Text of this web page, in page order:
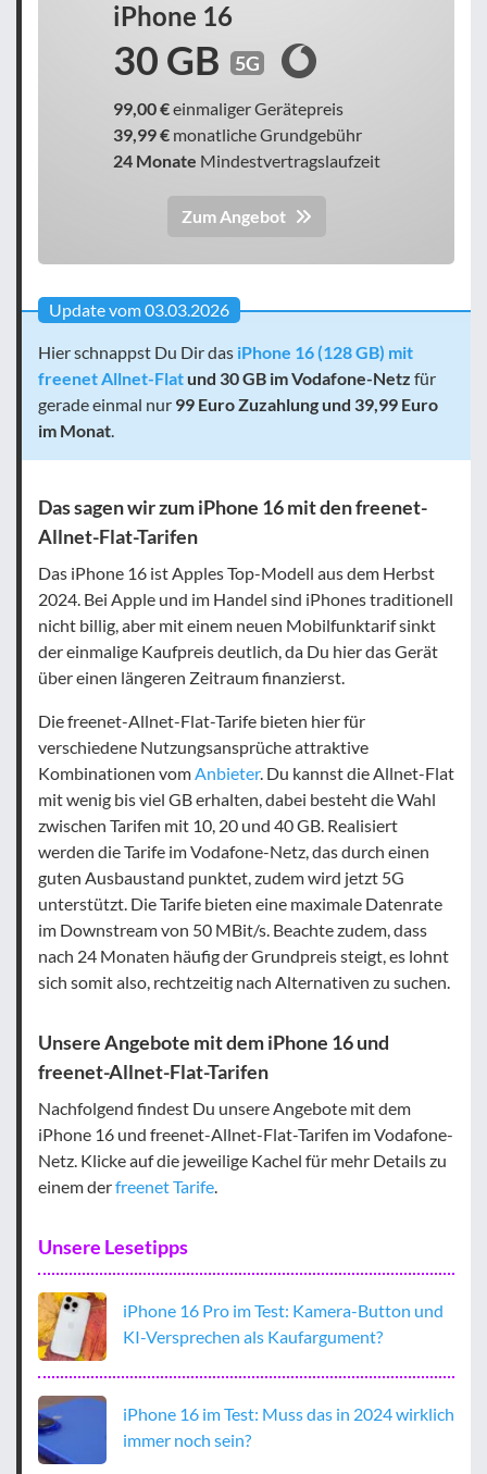
iPhone 16
30 GB 5G
99,00 €einmaliger Gerätepreis
39,99 € monatliche Grundgebühr
24 Monate Mindestvertragslaufzeit
Zum Angebot
Update vom 03.03.2026
Hier schnappst Du Dir das iPhone 16 (128 GB) mit
freenet Allnet-Flat und 30 GB im Vodafone-Netz für
gerade einmal nur 99 Euro Zuzahlung und 39,99 Euro
im Monat.
Das sagen wir zum iPhone 16 mit den freenet-
Allnet-Flat-Tarifen
Das iPhone 16 ist Apples Top-Modell aus dem Herbst
2024. Bei Apple und im Handel sind iPhones traditionell
nicht billig, aber mit einem neuen Mobilfunktarif sinkt
der einmalige Kaufpreis deutlich, da Du hier das Gerät
über einen längeren Zeitraum finanzierst.
Die freenet-Allnet-Flat-Tarife bieten hier für
verschiedene Nutzungsansprüche attraktive
Kombinationen vomAnbieter. Du kannst die Allnet-Flat
mit wenig bis viel GB erhalten, dabei besteht die Wahl
zwischen Tarifen mit 10, 20 und 40 GB. Realisiert
werden die Tarife im Vodafone-Netz, das durch einen
guten Ausbaustand punktet, zudem wird jetzt 5G
unterstützt. Die Tarife bieten eine maximale Datenrate
im Downstream von 50 MBit/s. Beachte zudem, dass
nach 24 Monaten häufig der Grundpreis steigt, es lohnt
sich somit also, rechtzeitig nach Alternativen zu suchen.
Unsere Angebote mit dem iPhone 16 und
freenet-Allnet-Flat-Tarifen
Nachfolgend findest Du unsere Angebote mit dem
iPhone 16 und freenet-Allnet-Flat-Tarifen im Vodafone-
Netz. Klicke auf die jeweilige Kachel für mehr Details zu
einem derfreenet Tarife.
Unsere Lesetipps
iPhone 16 Pro im Test: Kamera-Button und
KI-Versprechen als Kaufargument?
iPhone 16 im Test: Muss das in 2024 wirklich
immer noch sein?